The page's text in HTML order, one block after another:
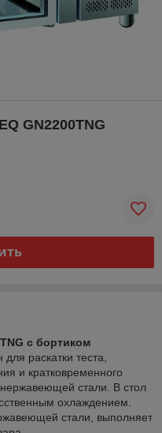
GN2200TNG
с бортиком
раскатки теста,
и кратковременного
стали. В стол
охлаждением.
стали, выполняет